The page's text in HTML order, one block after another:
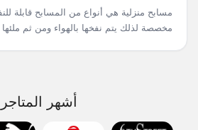
مسابح منزلية هي أنواع من المسابح قابلة
مخصصة لذلك يتم نفخها بالهواء ومن ثم ملئها
أشهر المتاجر